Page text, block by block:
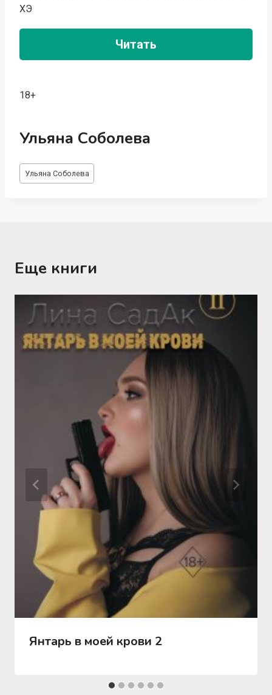
ХЭ
Читать
18+
Ульяна Соболева
Метки
записи:
Ульяна Соболева
Еще книги
Янтарь в моей крови 2